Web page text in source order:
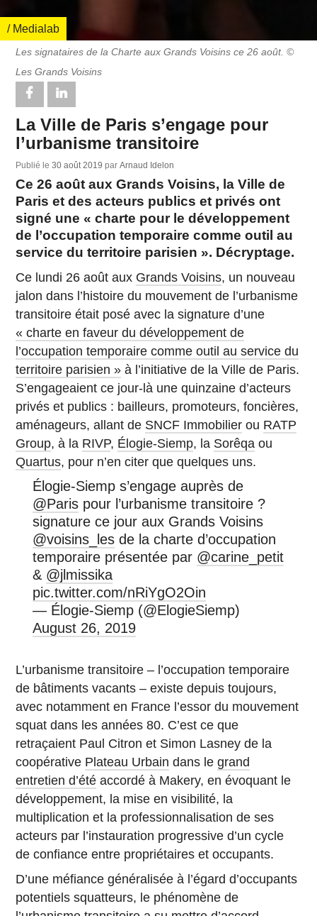
/ Medialab
Les signataires de la Charte aux Grands Voisins ce 26 août. ©
Les Grands Voisins
La Ville de Paris s’engage pour
l’urbanisme transitoire
Publié le30 août 2019parArnaud Idelon
Ce 26 août aux Grands Voisins, la Ville de
Paris et des acteurs publics et privés ont
signé une « charte pour le développement
de l’occupation temporaire comme outil au
service du territoire parisien ». Décryptage.
Ce lundi 26 août aux Grands Voisins, un nouveau
jalon dans l’histoire du mouvement de l’urbanisme
transitoire était posé avec la signature d’une
« charte en faveur du développement de
l’occupation temporaire comme outil au service du
territoire parisien » à l’initiative de la Ville de Paris.
S’engageaient ce jour-là une quinzaine d’acteurs
privés et publics : bailleurs, promoteurs, foncières,
aménageurs, allant de SNCF Immobilier ou RATP
Group, à la RIVP, Élogie-Siemp, la Sorêqa ou
Quartus, pour n’en citer que quelques uns.
Élogie-Siemp s’engage auprès de
@Paris pour l’urbanisme transitoire ?
signature ce jour aux Grands Voisins
@voisins_les de la charte d’occupation
temporaire présentée par @carine_petit
& @jlmissika
pic.twitter.com/nRiYgO2Oin
— Élogie-Siemp (@ElogieSiemp)
August 26, 2019
L’urbanisme transitoire – l’occupation temporaire
de bâtiments vacants – existe depuis toujours,
avec notamment en France l’essor du mouvement
squat dans les années 80. C’est ce que
retraçaient Paul Citron et Simon Lasney de la
coopérative Plateau Urbain dans legrand
entretien d’été accordé à Makery, en évoquant le
développement, la mise en visibilité, la
multiplication et la professionnalisation de ses
acteurs par l’instauration progressive d’un cycle
de confiance entre propriétaires et occupants.
D’une méfiance généralisée à l’égard d’occupants
potentiels squatteurs, le phénomène de